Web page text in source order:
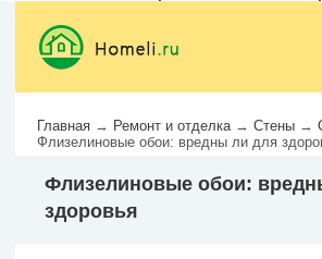
Главная → Ремонт и отделка → Стены →
Флизелиновые обои: вредны ли для
Флизелиновые обои:
здоровья